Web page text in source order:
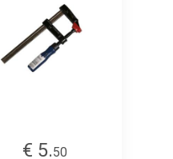
€ 5.50